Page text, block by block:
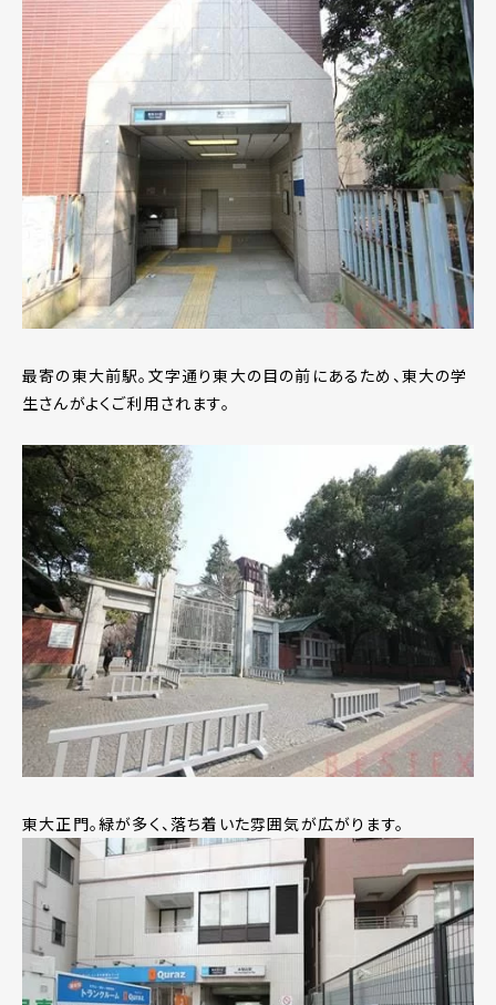
最寄の東大前駅。文字通り東大の目の前にあるため、東大の学
生さんがよくご利用されます。
東大正門。緑が多く、落ち着いた雰囲気が広がります。